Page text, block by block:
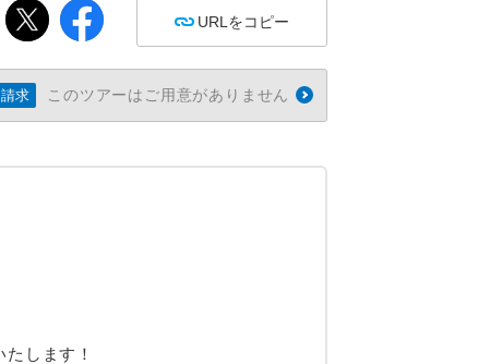
URLをコピー
求 このツアーはご用意がありません
します！